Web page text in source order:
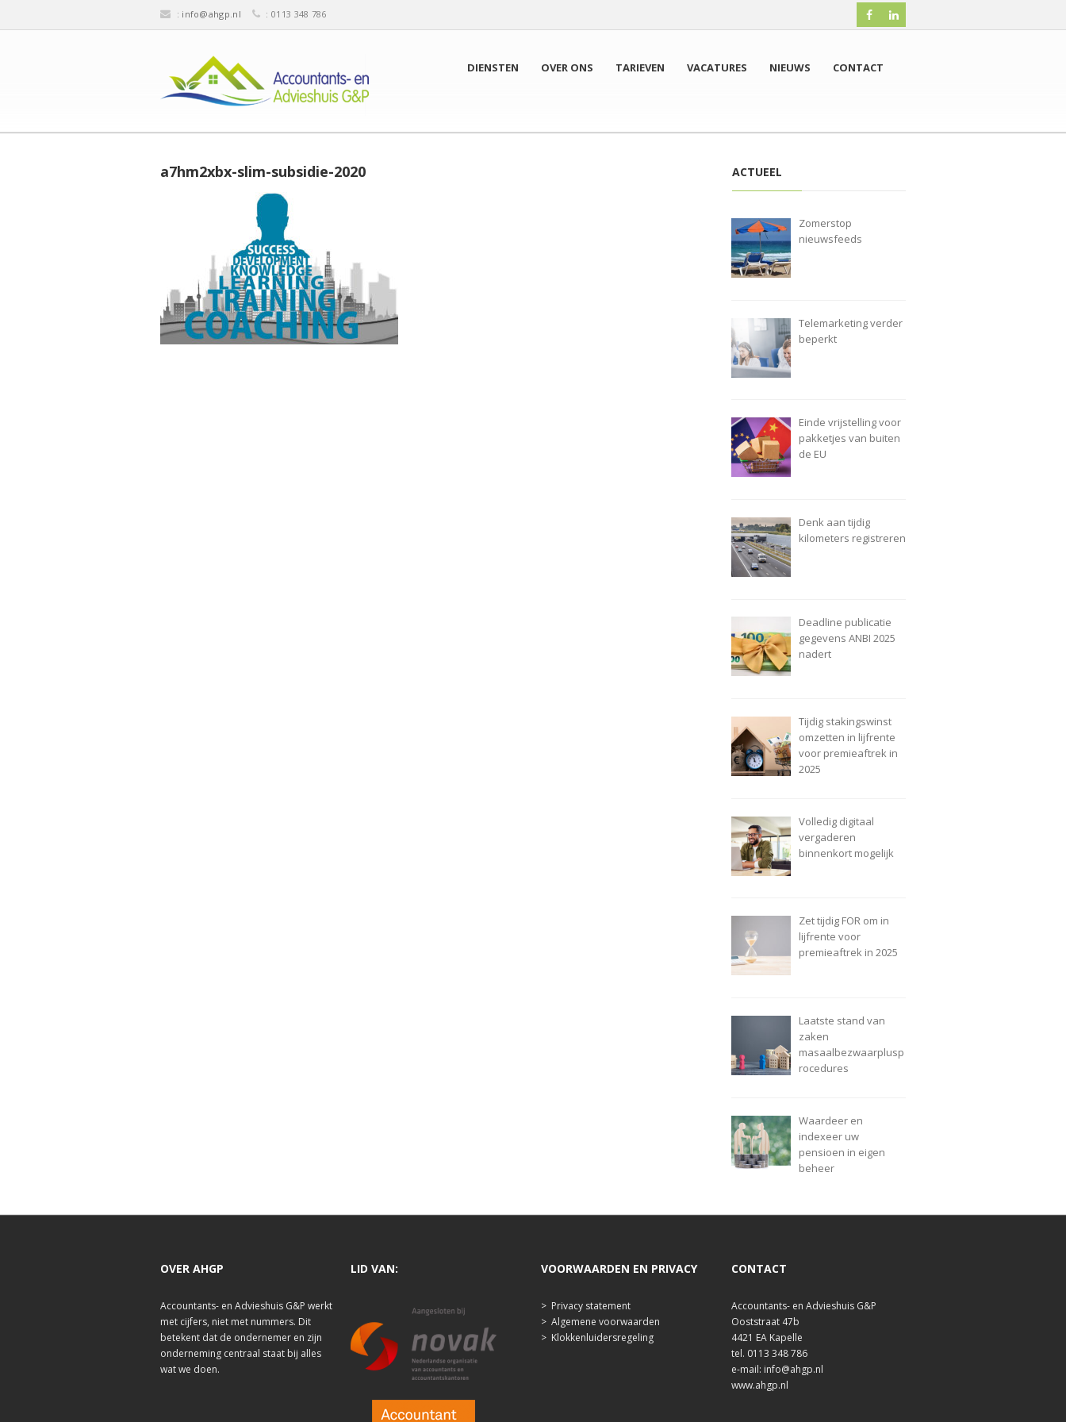
: info@ahgp.nl : 0113 348 786
DIENSTEN OVER ONS TARIEVEN VACATURES NIEUWS CONTACT
a7hm2xbx-slim-subsidie-2020 ACTUEEL
Zomerstop
nieuwsfeeds
Telemarketing verder
beperkt
Einde vrijstelling voor
pakketjes van buiten
de EU
Denk aan tijdig
kilometers registreren
Deadline publicatie
gegevens ANBI 2025
nadert
Tijdig stakingswinst
omzetten in lijfrente
voor premieaftrek in
2025
Volledig digitaal
vergaderen
binnenkort mogelijk
Zet tijdig FOR om in
lijfrente voor
premieaftrek in 2025
Laatste stand van
zaken
masaalbezwaarplusp
rocedures
Waardeer en
indexeer uw
pensioen in eigen
beheer
OVER AHGP
Accountants- en Advieshuis G&P werkt
met cijfers, niet met nummers. Dit
betekent dat de ondernemer en zijn
onderneming centraal staat bij alles
wat we doen.
LID VAN: VOORWAARDEN EN PRIVACY
> Privacy statement
> Algemene voorwaarden
> Klokkenluidersregeling
CONTACT
Accountants- en Advieshuis G&P
Ooststraat 47b
4421 EA Kapelle
tel. 0113 348 786
e-mail: info@ahgp.nl
www.ahgp.nl